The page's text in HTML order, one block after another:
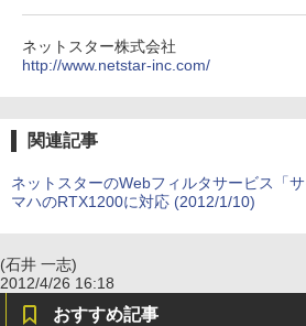
ネットスター株式会社
http://www.netstar-inc.com/
関連記事
ネットスターのWebフィルタサービス「
マハのRTX1200に対応 (2012/1/10)
(石井 一志)
2012/4/26 16:18
おすすめ記事